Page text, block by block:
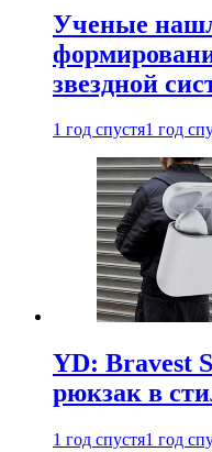
Ученые
звездной
1 год спустя1 год
YD: Bravest
рюкзак в
1 год спустя1 год